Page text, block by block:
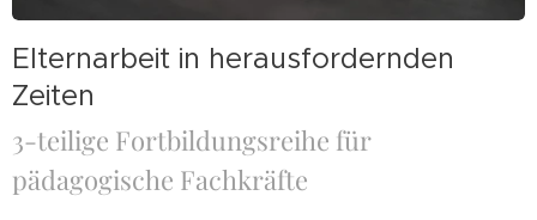
Elternarbeit in herausfordernden
Zeiten
3-teilige Fortbildungsreihe für
pädagogische Fachkräfte